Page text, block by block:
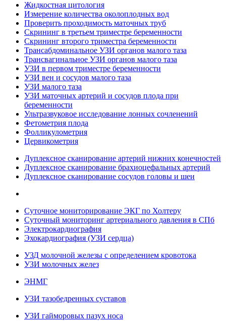
Жидкостная цитология
Измерение количества околоплодных вод
Проверить проходимость маточных труб
Скрининг в третьем триместре беременности
Скрининг второго триместра беременности
Трансабдоминальное УЗИ органов малого таза
Трансвагинальное УЗИ органов малого таза
УЗИ в первом триместре беременности
УЗИ вен и сосудов малого таза
УЗИ малого таза
УЗИ маточных артерий и сосудов плода при
беременности
Ультразвуковое исследование лонных сочленений
Фетометрия плода
Фолликулометрия
Цервикометрия
Дуплексное сканирование артерий нижних конечностей
Дуплексное сканирование брахиоцефальных артерий
Дуплексное сканирование сосудов головы и шеи
Суточное мониторирование ЭКГ по Холтеру
Суточный мониторинг артериального давления в СПб
Электрокардиография
Эхокардиография (УЗИ сердца)
УЗД молочной железы с определением кровотока
УЗИ молочных желез
ЭНМГ
УЗИ тазобедренных суставов
УЗИ гайморовых пазух носа